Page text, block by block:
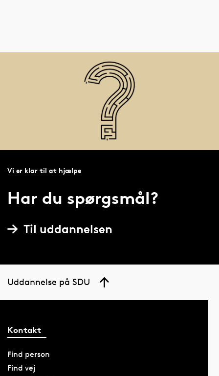
Vi er klar til at hjælpe
Har du spørgsmål?
Til uddannelsen
Uddannelse på SDU
Kontakt
Find person
Find vej